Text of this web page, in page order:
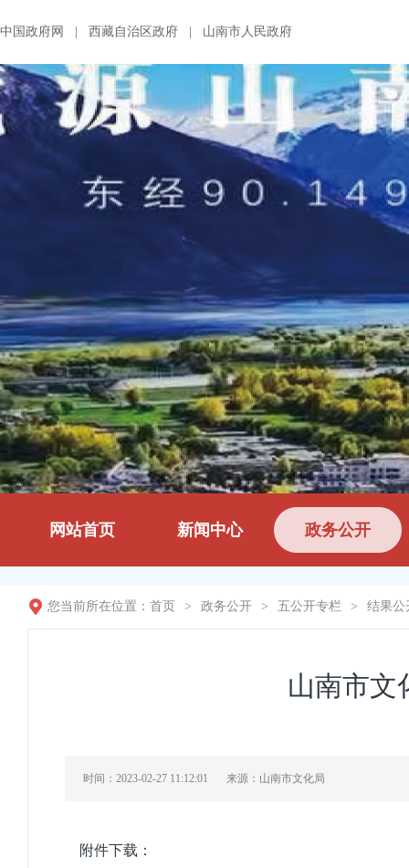
中国政府网 西藏自治区政府 山南市人民政府
网站首页 新闻中心 政务公开
您当前所在位置： 首页 > 政务公开 > 五公开专栏 > 结果公
山南市文
时间：2023-02-27 11:12:01 来源：山南市文化局
附件下载：